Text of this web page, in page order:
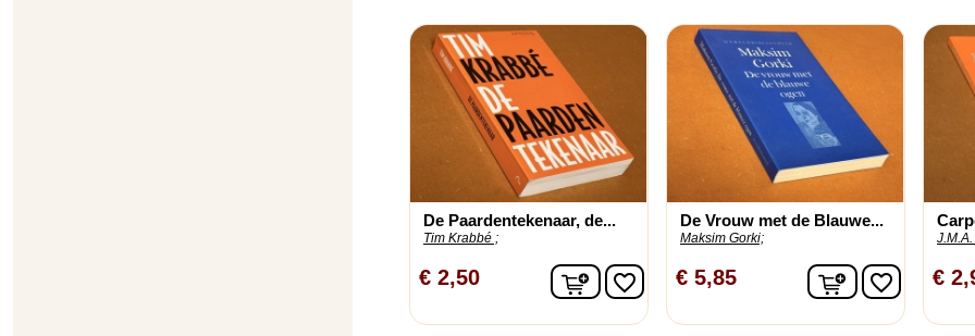
De Paardentekenaar, de...
Tim Krabbé ;
€ 2,50 In winkelwagen
favorite_border
De Vrouw met de Blauwe...
Maksim Gorki;
€ 5,85 Infavorite_border €